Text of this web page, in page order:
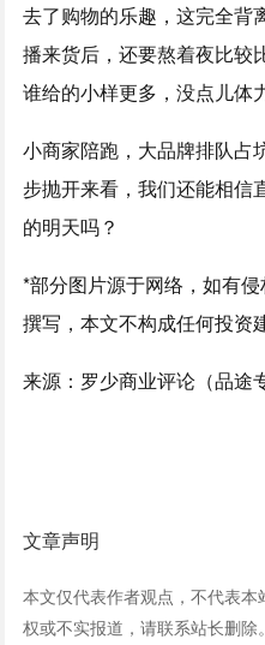
去了购物的乐趣，这完全背
播来货后，还要熬着夜比较
谁给的小样更多，没点儿体
小商家陪跑，大品牌排队占
步抛开来看，我们还能相信
的明天吗？
*部分图片源于网络，如有
撰写，本文不构成任何投资
来源：罗少商业评论（品途
文章声明
本文仅代表作者观点，不代表
权或不实报道，请联系站长删除。